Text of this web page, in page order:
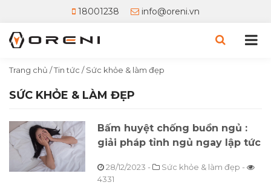
18001238 info@oreni.vn
Trang chủ /Tin tức /Sức khỏe & làm đẹp
SỨC KHỎE & LÀM ĐẸP
Bấm huyệt chống buồn ngủ :
giải pháp tỉnh ngủ ngay lập tức
28/12/2023 -
Sức khỏe & làm đẹp -
4331